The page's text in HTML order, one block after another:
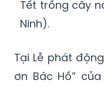
Tết trồng cây
Ninh).
Tại Lễ phát
ơn Bác Hồ”